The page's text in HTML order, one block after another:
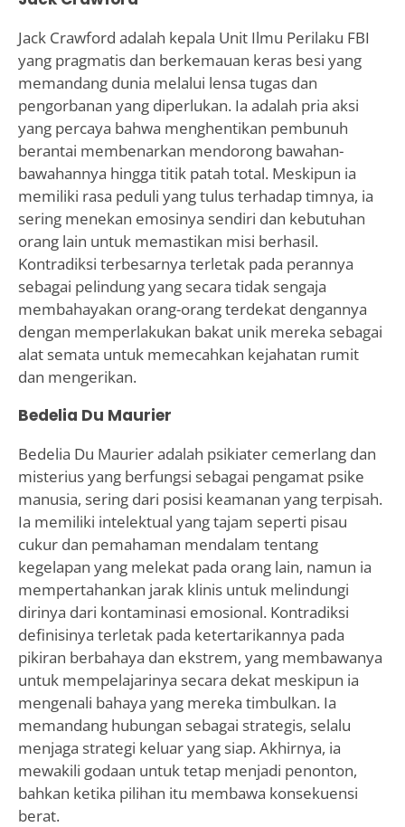
Jack Crawford adalah kepala Unit Ilmu Perilaku FBI
yang pragmatis dan berkemauan keras besi yang
memandang dunia melalui lensa tugas dan
pengorbanan yang diperlukan. Ia adalah pria aksi
yang percaya bahwa menghentikan pembunuh
berantai membenarkan mendorong bawahan-
bawahannya hingga titik patah total. Meskipun ia
memiliki rasa peduli yang tulus terhadap timnya, ia
sering menekan emosinya sendiri dan kebutuhan
orang lain untuk memastikan misi berhasil.
Kontradiksi terbesarnya terletak pada perannya
sebagai pelindung yang secara tidak sengaja
membahayakan orang-orang terdekat dengannya
dengan memperlakukan bakat unik mereka sebagai
alat semata untuk memecahkan kejahatan rumit
dan mengerikan.
Bedelia Du Maurier
Bedelia Du Maurier adalah psikiater cemerlang dan
misterius yang berfungsi sebagai pengamat psike
manusia, sering dari posisi keamanan yang terpisah.
Ia memiliki intelektual yang tajam seperti pisau
cukur dan pemahaman mendalam tentang
kegelapan yang melekat pada orang lain, namun ia
mempertahankan jarak klinis untuk melindungi
dirinya dari kontaminasi emosional. Kontradiksi
definisinya terletak pada ketertarikannya pada
pikiran berbahaya dan ekstrem, yang membawanya
untuk mempelajarinya secara dekat meskipun ia
mengenali bahaya yang mereka timbulkan. Ia
memandang hubungan sebagai strategis, selalu
menjaga strategi keluar yang siap. Akhirnya, ia
mewakili godaan untuk tetap menjadi penonton,
bahkan ketika pilihan itu membawa konsekuensi
berat.